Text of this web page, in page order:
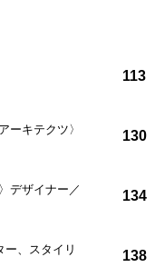
ーキテクツ〉
デザイナー／
、スタイリ
113
130
134
138